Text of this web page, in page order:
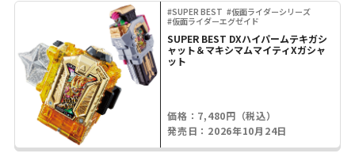
#SUPER BEST #仮面ライダーシリーズ
#仮面ライダーエグゼイド
SUPER BEST DXハイパームテキガシ
ャット＆マキシマムマイティXガシャ
ット
価格：7,480円（税込）
発売日：2026年10月24日